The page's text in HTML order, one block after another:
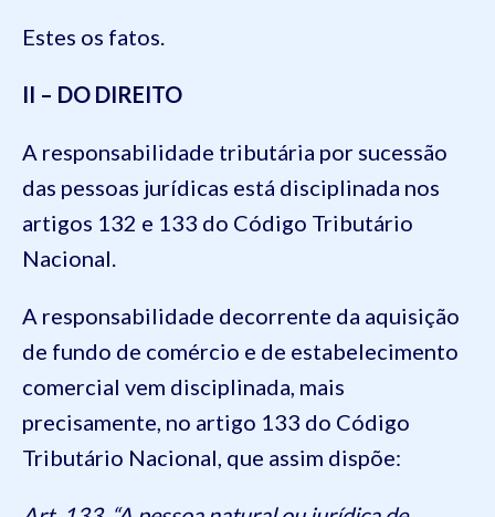
Estes os fatos.
II – DO DIREITO
A responsabilidade tributária por sucessão
das pessoas jurídicas está disciplinada nos
artigos 132 e 133 do Código Tributário
Nacional.
A responsabilidade decorrente da aquisição
de fundo de comércio e de estabelecimento
comercial vem disciplinada, mais
precisamente, no artigo 133 do Código
Tributário Nacional, que assim dispõe: